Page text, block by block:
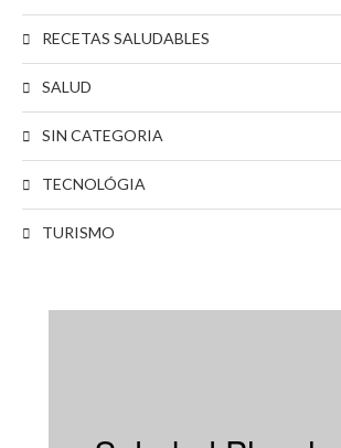
RECETAS SALUDABLES
SALUD
SIN CATEGORIA
TECNOLÓGIA
TURISMO